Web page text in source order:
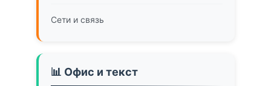
Сети и связь
📊 Офис и текст